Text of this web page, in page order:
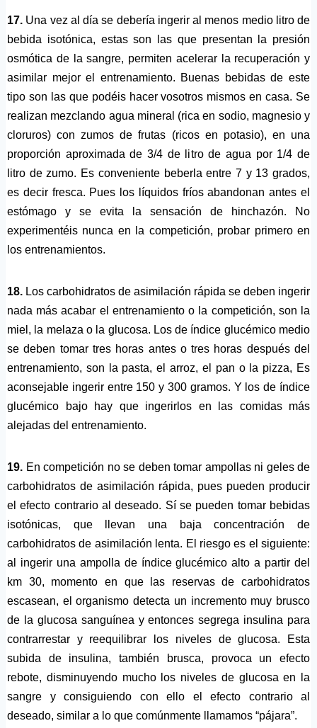
17. Una vez al día se debería ingerir al menos medio litro de
bebida isotónica, estas son las que presentan la presión
osmótica de la sangre, permiten acelerar la recuperación y
asimilar mejor el entrenamiento. Buenas bebidas de este
tipo son las que podéis hacer vosotros mismos en casa. Se
realizan mezclando agua mineral (rica en sodio, magnesio y
cloruros) con zumos de frutas (ricos en potasio), en una
proporción aproximada de 3/4 de litro de agua por 1/4 de
litro de zumo. Es conveniente beberla entre 7 y 13 grados,
es decir fresca. Pues los líquidos fríos abandonan antes el
estómago y se evita la sensación de hinchazón. No
experimentéis nunca en la competición, probar primero en
los entrenamientos.
18. Los carbohidratos de asimilación rápida se deben ingerir
nada más acabar el entrenamiento o la competición, son la
miel, la melaza o la glucosa. Los de índice glucémico medio
se deben tomar tres horas antes o tres horas después del
entrenamiento, son la pasta, el arroz, el pan o la pizza, Es
aconsejable ingerir entre 150 y 300 gramos. Y los de índice
glucémico bajo hay que ingerirlos en las comidas más
alejadas del entrenamiento.
19. En competición no se deben tomar ampollas ni geles de
carbohidratos de asimilación rápida, pues pueden producir
el efecto contrario al deseado. Sí se pueden tomar bebidas
isotónicas, que llevan una baja concentración de
carbohidratos de asimilación lenta. El riesgo es el siguiente:
al ingerir una ampolla de índice glucémico alto a partir del
km 30, momento en que las reservas de carbohidratos
escasean, el organismo detecta un incremento muy brusco
de la glucosa sanguínea y entonces segrega insulina para
contrarrestar y reequilibrar los niveles de glucosa. Esta
subida de insulina, también brusca, provoca un efecto
rebote, disminuyendo mucho los niveles de glucosa en la
sangre y consiguiendo con ello el efecto contrario al
deseado, similar a lo que comúnmente llamamos “pájara”.